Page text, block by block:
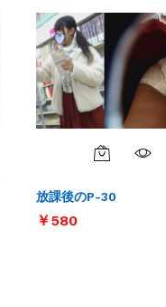
放課後のP-30
￥580
￥580